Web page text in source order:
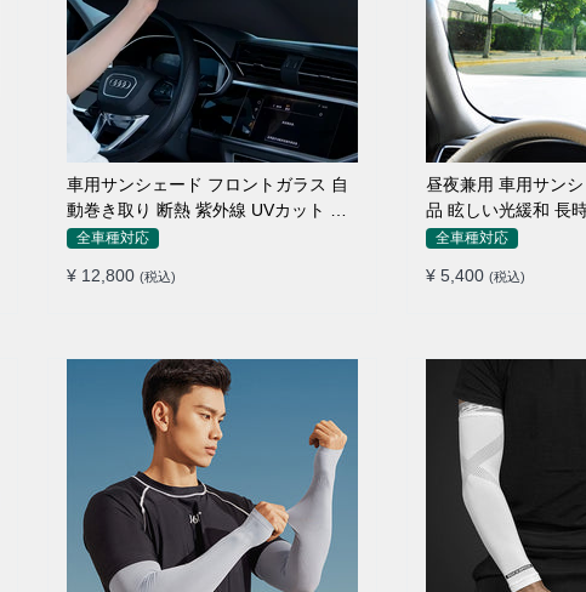
車用サンシェード フロントガラス 自
動巻き取り 断熱 紫外線 UVカット 取
付収納便利
全車種対応
¥ 12,800 (税込)
昼夜兼用 車用サン
品 眩しい光緩和 長
素材
全車種対応
¥ 5,400 (税込)